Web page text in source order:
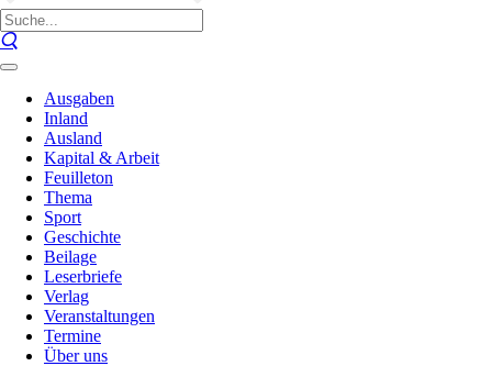
Ausgaben
Inland
Ausland
Kapital & Arbeit
Feuilleton
Thema
Sport
Geschichte
Beilage
Leserbriefe
Verlag
Veranstaltungen
Termine
Über uns